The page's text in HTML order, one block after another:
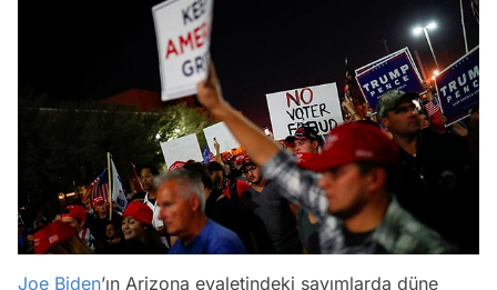
Joe Biden’ın Arizona eyaletindeki sayımlarda düne